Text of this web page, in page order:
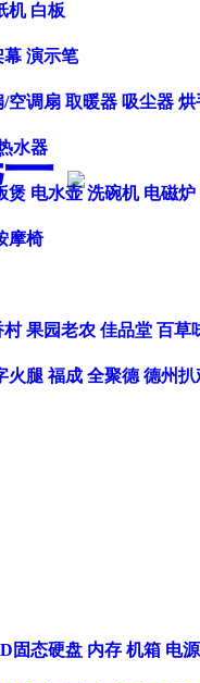
机 白板
幕 演示笔
/空调扇 取暖器 吸尘器 烘
水器
煲 电水壶 洗碗机 电磁炉
摩椅
村 果园老农 佳品堂 百草
火腿 福成 全聚德 德州扒
固态硬盘 内存 机箱 电源